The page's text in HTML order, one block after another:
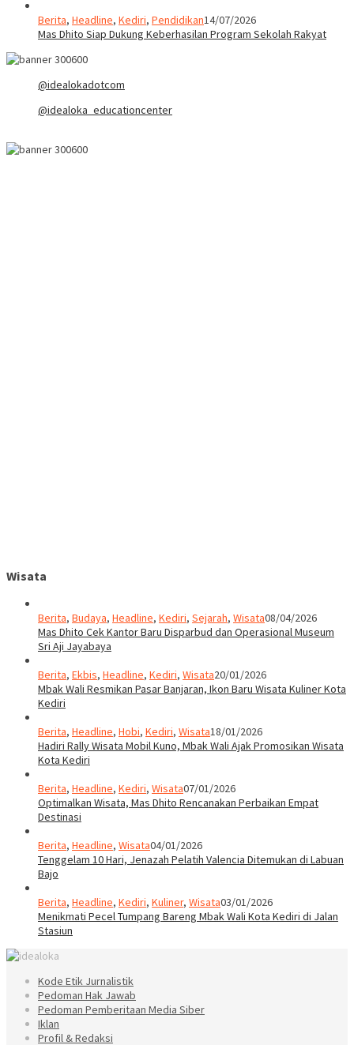
Berita, Headline, Kediri, Pendidikan14/07/2026
Mas Dhito Siap Dukung Keberhasilan Program Sekolah Rakyat
@idealokadotcom
@idealoka_educationcenter
Wisata
Berita, Budaya, Headline, Kediri, Sejarah, Wisata08/04/2026
Mas Dhito Cek Kantor Baru Disparbud dan Operasional Museum
Sri Aji Jayabaya
Berita, Ekbis, Headline, Kediri, Wisata20/01/2026
Mbak Wali Resmikan Pasar Banjaran, Ikon Baru Wisata Kuliner Kota
Kediri
Berita, Headline, Hobi, Kediri, Wisata18/01/2026
Hadiri Rally Wisata Mobil Kuno, Mbak Wali Ajak Promosikan Wisata
Kota Kediri
Berita, Headline, Kediri, Wisata07/01/2026
Optimalkan Wisata, Mas Dhito Rencanakan Perbaikan Empat
Destinasi
Berita, Headline, Wisata04/01/2026
Tenggelam 10 Hari, Jenazah Pelatih Valencia Ditemukan di Labuan
Bajo
Berita, Headline, Kediri, Kuliner, Wisata03/01/2026
Menikmati Pecel Tumpang Bareng Mbak Wali Kota Kediri di Jalan
Stasiun
Kode Etik Jurnalistik
Pedoman Hak Jawab
Pedoman Pemberitaan Media Siber
Iklan
Profil & Redaksi